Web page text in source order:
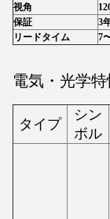
視角
保証
3
リードタイム
7
電気・光学特
タイプ
シン
ボル